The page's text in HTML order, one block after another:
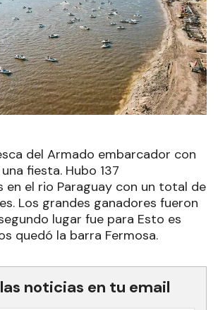
del Armado embarcador con
fiesta. Hubo 137
en el rio Paraguay con un total de
Los grandes ganadores fueron
lugar fue para Esto es
quedó la barra Fermosa.
noticias en tu email